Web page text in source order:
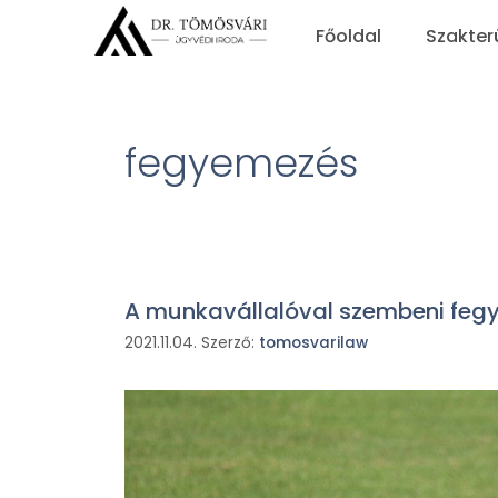
Főoldal
fegyemezés
A munkavállalóval szembeni
2021.11.04. Szerző: tomosvarilaw